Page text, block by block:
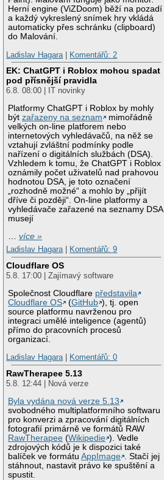
Herní engine (ViZDoom) běží na pozadí
a každý vykreslený snímek hry vkládá
automaticky přes schránku (clipboard)
do Malování.
Ladislav Hagara
Komentářů: 2
EK: ChatGPT i Roblox mohou spadat
pod přísnější pravidla
6.8. 08:00 | IT novinky
Platformy ChatGPT i Roblox by mohly
býtzařazeny na seznam
mimořádně
velkých on-line platforem nebo
internetových vyhledávačů, na něž se
vztahují zvláštní podmínky podle
nařízení o digitálních službách (DSA).
Vzhledem k tomu, že ChatGPT i Roblox
oznámily počet uživatelů nad prahovou
hodnotou DSA, je toto označení
„rozhodně možné“ a mohlo by „přijít
dříve či později“. On-line platformy a
vyhledávače zařazené na seznamy DSA
musejí
…více »
Ladislav Hagara| Komentářů: 9
Cloudflare OS
5.8. 17:00 | Zajímavý software
Společnost Cloudflare představila
Cloudflare OS
(GitHub ), tj. open
source platformu navrženou pro
integraci umělé inteligence (agentů)
přímo do pracovních procesů
organizací.
Ladislav Hagara| Komentářů: 0
RawTherapee 5.13
5.8. 12:44 | Nová verze
Byla vydána nová verze 5.13
svobodného multiplatformního softwaru
pro konverzi a zpracování digitálních
fotografií primárně ve formátů RAW
RawTherapee (Wikipedie ). Vedle
zdrojových kódů je k dispozici také
balíček ve formátuAppImage
. Stačí jej
stáhnout, nastavit právo ke spuštění a
spustit.